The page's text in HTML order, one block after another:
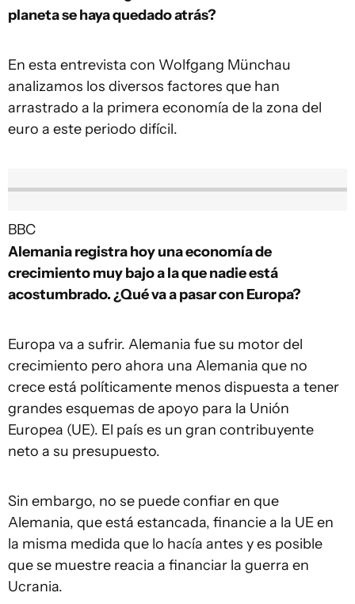
planeta se haya quedado atrás?
En esta entrevista con Wolfgang Münchau
analizamos los diversos factores que han
arrastrado a la primera economía de la zona del
euro a este periodo difícil.
BBC
Alemania registra hoy una economía de
crecimiento muy bajo a la que nadie está
acostumbrado. ¿Qué va a pasar con Europa?
Europa va a sufrir. Alemania fue su motor del
crecimiento pero ahora una Alemania que no
crece está políticamente menos dispuesta a tener
grandes esquemas de apoyo para la Unión
Europea (UE). El país es un gran contribuyente
neto a su presupuesto.
Sin embargo, no se puede confiar en que
Alemania, que está estancada, financie a la UE en
la misma medida que lo hacía antes y es posible
que se muestre reacia a financiar la guerra en
Ucrania.